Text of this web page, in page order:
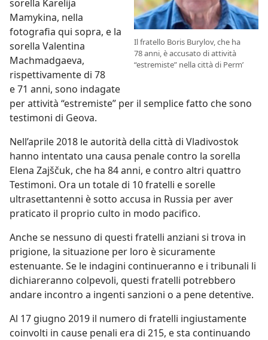
Il fratello Boris Burylov, che ha
78 anni, è accusato di attività
“estremiste” nella città di Perm’
sorella Karelija
Mamykina, nella
fotografia qui sopra, e la
sorella Valentina
Machmadgaeva,
rispettivamente di 78
e 71 anni, sono indagate
per attività “estremiste” per il semplice fatto che sono
testimoni di Geova.
Nell’aprile 2018 le autorità della città di Vladivostok
hanno intentato una causa penale contro la sorella
Elena Zajščuk, che ha 84 anni, e contro altri quattro
Testimoni. Ora un totale di 10 fratelli e sorelle
ultrasettantenni è sotto accusa in Russia per aver
praticato il proprio culto in modo pacifico.
Anche se nessuno di questi fratelli anziani si trova in
prigione, la situazione per loro è sicuramente
estenuante. Se le indagini continueranno e i tribunali li
dichiareranno colpevoli, questi fratelli potrebbero
andare incontro a ingenti sanzioni o a pene detentive.
Al 17 giugno 2019 il numero di fratelli ingiustamente
coinvolti in cause penali era di 215, e sta continuando